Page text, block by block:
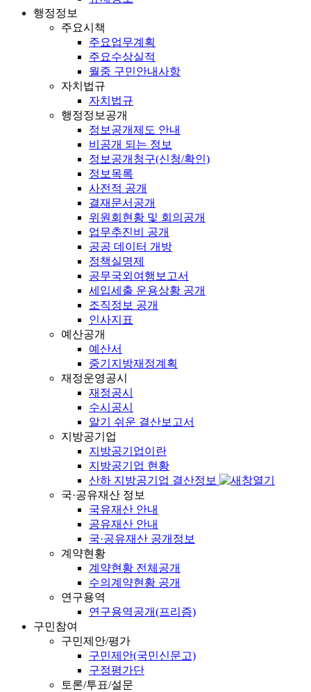
행정정보
주요시책
주요업무계획
주요수상실적
월중 구민안내사항
자치법규
자치법규
행정정보공개
정보공개제도 안내
비공개 되는 정보
정보공개청구(신청/확인)
정보목록
사전적 공개
결재문서공개
위원회현황 및 회의공개
업무추진비 공개
공공 데이터 개방
정책실명제
공무국외여행보고서
세입세출 운용상황 공개
조직정보 공개
인사지표
예산공개
예산서
중기지방재정계획
재정운영공시
재정공시
수시공시
알기 쉬운 결산보고서
지방공기업
지방공기업이란
지방공기업 현황
산하 지방공기업 결산정보
국·공유재산 정보
국유재산 안내
공유재산 안내
국·공유재산 공개정보
계약현황
계약현황 전체공개
수의계약현황 공개
연구용역
연구용역공개(프리즘)
구민참여
구민제안/평가
구민제안(국민신문고)
구정평가단
토론/투표/설문